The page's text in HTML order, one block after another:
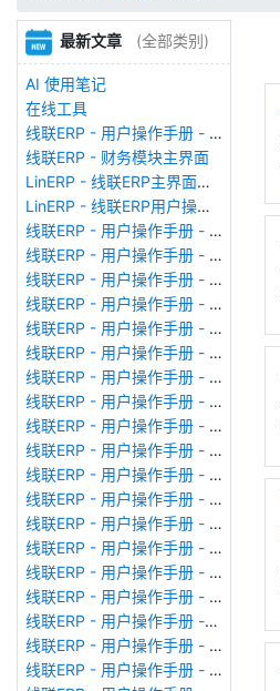
最新文章 (全部类别)
AI 使用笔记
在线工具
线联ERP - 用户操作手册 - 存货期初
线联ERP - 财务模块主界面
LinERP - 线联ERP主界面（HOME）
LinERP - 线联ERP用户操作手册 - 系统登陆
线联ERP - 用户操作手册 - 查看在线用户
线联ERP - 用户操作手册 - 数据备份
线联ERP - 用户操作手册 - 工厂管理
线联ERP - 用户操作手册 - 帐套管理
线联ERP - 用户操作手册 - 语种设置
线联ERP - 用户操作手册 - 国际化多语言
线联ERP - 用户操作手册 - 报表管理
线联ERP - 用户操作手册 - 字段名管理
线联ERP - 用户操作手册 - 模块管理
线联ERP - 用户操作手册 - 广播消息
线联ERP - 用户操作手册 - 审计日志
线联ERP - 用户操作手册 - 公司资料设置
线联ERP - 用户操作手册 - 系统参数设置
线联ERP - 用户操作手册 - 单据类型
线联ERP - 用户操作手册 - 号码规则
线联ERP - 用户操作手册 - 功能菜单
线联ERP - 用户操作手册 -分配临时角色
线联ERP - 用户操作手册 - 组织架构
线联ERP - 用户操作手册 - 用户管理